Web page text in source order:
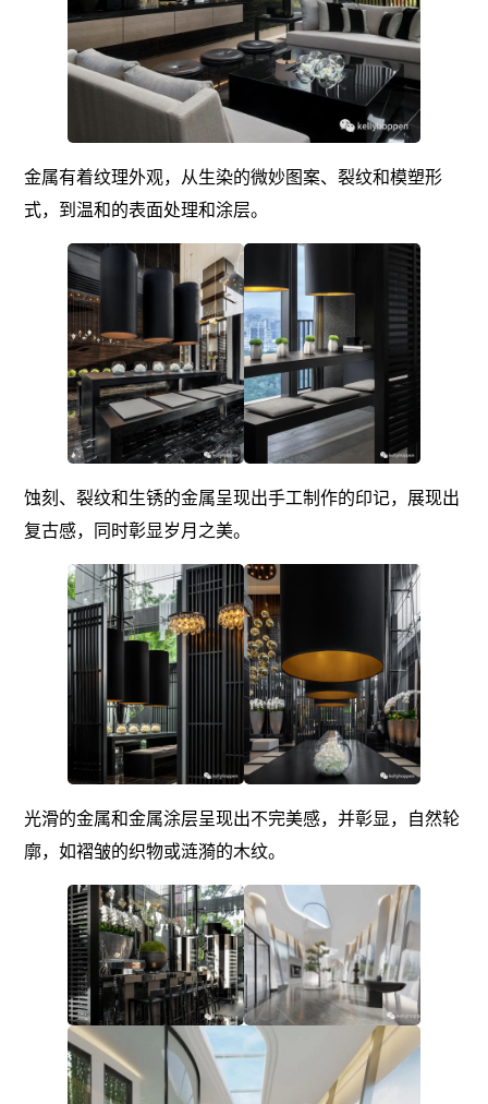
金属有着纹理外观，从生染的微妙图案、裂纹和模塑形
式，到温和的表面处理和涂层。
蚀刻、裂纹和生锈的金属呈现出手工制作的印记，展现出
复古感，同时彰显岁月之美。
光滑的金属和金属涂层呈现出不完美感，并彰显，自然轮
廓，如褶皱的织物或涟漪的木纹。